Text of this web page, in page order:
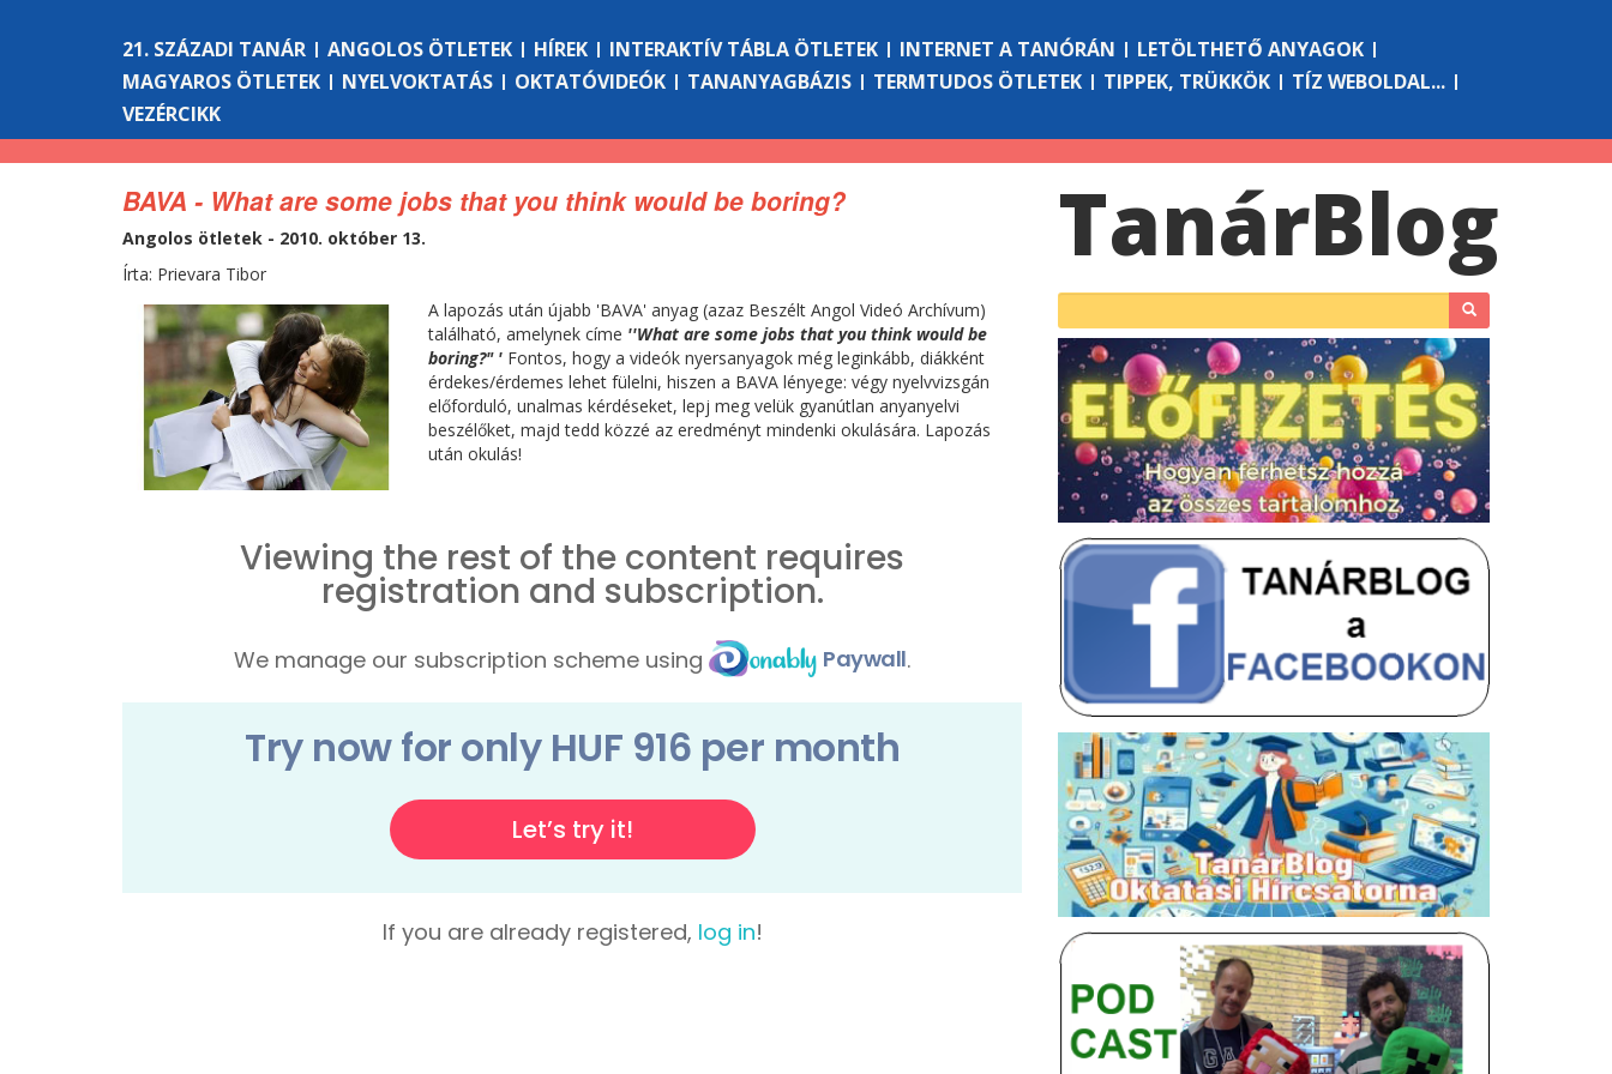
21. SZÁZADI TANÁR ANGOLOS ÖTLETEK HÍREK INTERAKTÍV TÁBLA ÖTLETEK INTERNET A TANÓRÁN
LETÖLTHETŐ ANYAGOK
MAGYAROS ÖTLETEK
NYELVOKTATÁS OKTATÓVIDEÓK TANANYAGBÁZIS TERMTUDOS ÖTLETEK TIPPEK, TRÜKKÖK
TÍZ WEBOLDAL...
VEZÉRCIKK
BAVA - What are some jobs that you think would be boring?
Angolos ötletek - 2010. október 13.
Írta: Prievara Tibor
A lapozás után újabb 'BAVA' anyag (azaz Beszélt Angol Videó Archívum)
található, amelynek címe ''What are some jobs that you think would be
boring?" ' Fontos, hogy a videók nyersanyagok még leginkább, diákként
érdekes/érdemes lehet fülelni, hiszen a BAVA lényege: végy nyelvvizsgán
előforduló, unalmas kérdéseket, lepj meg velük gyanútlan anyanyelvi
beszélőket, majd tedd közzé az eredményt mindenki okulására. Lapozás
után okulás!
TanárBlog